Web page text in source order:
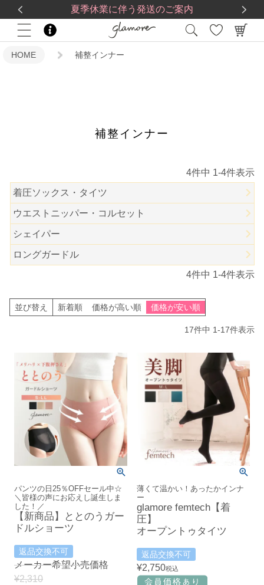
夏季休業に伴う発送のご案内
送料一律560円5,500円(税込)以上で送料無料
HOME 補整インナー
補整インナー
4件中 1-4件表示
着圧ソックス・タイツ
ウエストニッパー・コルセット
シェイパー
ロングガードル
4件中 1-4件表示
並び替え 新着順 価格が高い順 価格が安い順
17件中 1-17件表示
パンツの日25％OFFセール中☆
＼皆様の声にお応えし誕生しま
した！／
【新商品】ととのうガー
ドルショーツ
返品交換不可
メーカー希望小売価格
¥2,310
薄くて温かい！あったかインナ
ー
glamore femtech【着
圧】
オープントゥタイツ
返品交換不可
¥2,750税込